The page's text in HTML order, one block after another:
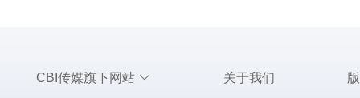
CBI传媒旗下网站 关于我们